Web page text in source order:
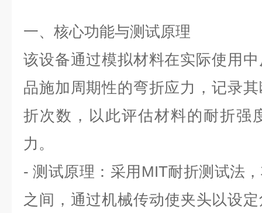
一、核心功能与测试原理
该设备通过模拟材料在实际使用
品施加周期性的弯折应力，记录
折次数，以此评估材料的耐折强
力。
- 测试原理：采用MIT耐折测试法
之间，通过机械传动使夹头以设